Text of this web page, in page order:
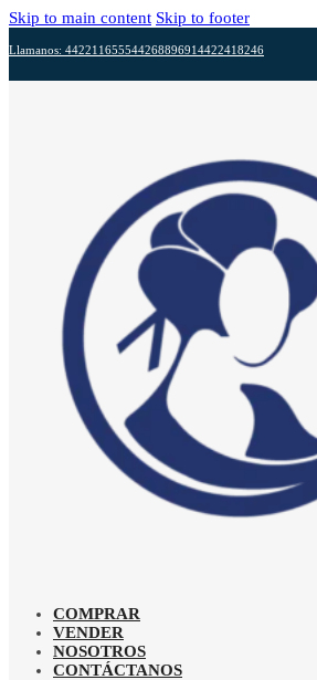
Skip to main content Skip to footer
Llamanos: 442211655544268896914422418246
COMPRAR
VENDER
NOSOTROS
CONTÁCTANOS